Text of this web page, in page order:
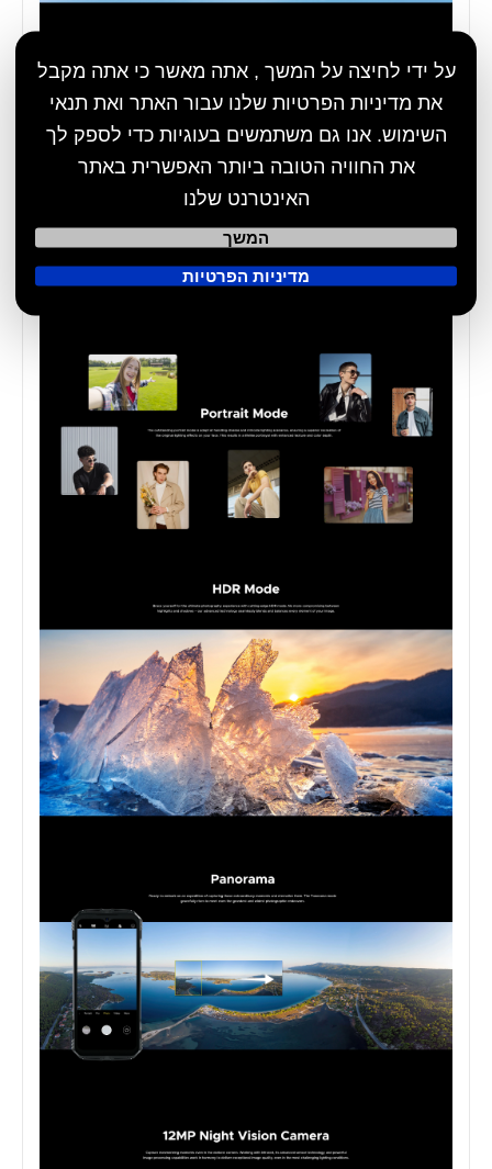
על ידי לחיצה על המשך , אתה מאשר כי אתה מקבל
את מדיניות הפרטיות שלנו עבור האתר ואת תנאי
השימוש. אנו גם משתמשים בעוגיות כדי לספק לך
את החוויה הטובה ביותר האפשרית באתר
האינטרנט שלנו
המשך
מדיניות הפרטיות